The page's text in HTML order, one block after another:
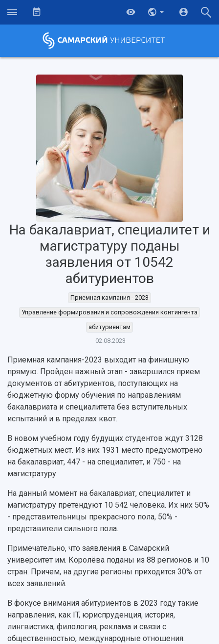
Об университете
Ключевые факты
Наблюдательный совет
Ученый совет
Ректорат
Кадровый резерв
Персоналии
Заслуженные деятели
Структура университета
Институты и факультеты
Кафедры
Научные подразделения
Отделы и службы
Общественные организации
Институт искусственного интеллекта
Инжиниринговый центр
Аграрный карбоновый полигон
Архив
Фирменный стиль
Устойчивое развитие
Кампус
Главные новости
Объявления
СМИ об университете
Пресс-центр
Газета "Полет"
Газета "Самарский университет"
Мы в соцсетях
Мультимедиа
Подкасты
Просветительский проект "Одержимы
Образование
Почему я выбираю Самарский университет?
Бакалавриат и специалитет
Дополнительное образование
Институты и факультеты
Образовательные программы
Расписание занятий
Стипендии
знание русского языка, истории России и
основ законодательства РФ
Платные образовательные услуги
Подготовительные курсы
Библиотека
Видеолекции
Противодействие COVID-19
Научно-исследовательская деятельность
Основные научные направления
Научные школы и ведущие научные коллективы
Диссертационные советы
Конкурс на замещение должностей научных
Научно-технический совет
Научные проекты и темы
Аспирантура и докторантура
Справочные материалы
Научная инфраструктура
Научно-исследовательские подразделения
Структурная схема управления научно-
исследовательской деятельностью
Материальная база
Подразделения научного обслуживания
Организационные документы
Результаты научно-исследовательской
Научно-технические разработки
Конкурсы научных проектов и грантов
Областной конкурс "Молодой учёный"
деятельности
Журналы Самарского университета
Научные конференции
Патенты
На бакалавриат, специалитет и
магистратуру поданы
заявления от 10542
абитуриентов
Приемная кампания - 2023
Управление формирования и сопровождения контингента
абитуриентам
02.08.2023
Приемная кампания-2023 выходит на финишную
прямую. Пройден важный этап - завершился прием
документов от абитуриентов, поступающих на
бюджетную форму обучения по направлениям
бакалавриата и специалитета без вступительных
испытаний и в пределах квот.
В новом учебном году будущих студентов ждут 3128
бюджетных мест. Из них 1931 место предусмотрено
на бакалавриат, 447 - на специалитет, и 750 - на
магистратуру.
На данный момент на бакалавриат, специалитет и
магистратуру претендуют 10 542 человека. Их них 50%
- представительницы прекрасного пола, 50% -
представители сильного пола.
Примечательно, что заявления в Самарский
университет им. Королёва поданы из 88 регионов и 10
стран. Причем, на другие регионы приходится 30% от
всех заявлений.
В фокусе внимания абитуриентов в 2023 году такие
направления, как IT, юриспруденция, история,
лингвистика, филология, реклама и связи с
общественностью, международные отношения.